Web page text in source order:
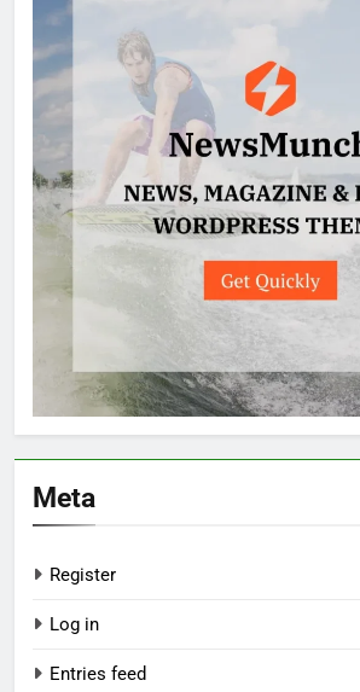
Meta
Register
Log in
Entries feed